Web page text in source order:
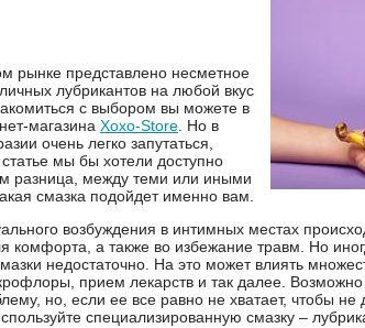
рынке представлено несметное
лубрикантов на любой вкус
с выбором вы можете в
магазина Xoxo-Store . Но в
очень легко запутаться,
мы бы хотели доступно
разница, между теми или иными
смазка подойдет именно вам.
возбуждения в интимных местах
комфорта, а также во избежание травм. Но
недостаточно. На это может влиять
прием лекарств и так далее.
но, если ее все равно не хватает, чтобы не
специализированную смазку –